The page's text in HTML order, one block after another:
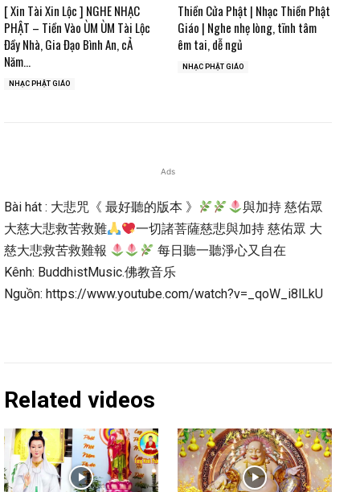
[ Xin Tài Xin Lộc ] NGHE NHẠC
PHẬT – Tiền Vào ÙM ÙM Tài Lộc
Đầy Nhà, Gia Đạo Bình An, cẢ
Năm...
NHẠC PHẬT GIÁO
Thiền Cửa Phật | Nhạc Thiền Phật
Giáo | Nghe nhẹ lòng, tĩnh tâm
êm tai, dễ ngủ
NHẠC PHẬT GIÁO
Ads
Bài hát : 大悲咒《 最好聽的版本 》
與加持 慈佑眾
大慈大悲救苦救難
一切諸菩薩慈悲與加持 慈佑眾 大
慈大悲救苦救難報
每日聽一聽淨心又自在
Kênh: BuddhistMusic.佛教音乐
Nguồn: https://www.youtube.com/watch?v=_qoW_i8lLkU
Related videos